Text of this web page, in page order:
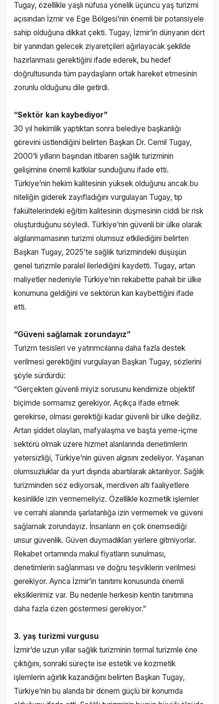
Tugay, özellikle yaşlı nüfusa yönelik üçüncü yaş turizmi
açısından İzmir ve Ege Bölgesi’nin önemli bir potansiyele
sahip olduğuna dikkat çekti. Tugay, İzmir’in dünyanın dört
bir yanından gelecek ziyaretçileri ağırlayacak şekilde
hazırlanması gerektiğini ifade ederek, bu hedef
doğrultusunda tüm paydaşların ortak hareket etmesinin
zorunlu olduğunu dile getirdi.
“Sektör kan kaybediyor”
30 yıl hekimlik yaptıktan sonra belediye başkanlığı
görevini üstlendiğini belirten Başkan Dr. Cemil Tugay,
2000’li yılların başından itibaren sağlık turizminin
gelişimine önemli katkılar sunduğunu ifade etti.
Türkiye’nin hekim kalitesinin yüksek olduğunu ancak bu
niteliğin giderek zayıfladığını vurgulayan Tugay, tıp
fakültelerindeki eğitim kalitesinin düşmesinin ciddi bir risk
oluşturduğunu söyledi. Türkiye’nin güvenli bir ülke olarak
algılanmamasının turizmi olumsuz etkilediğini belirten
Başkan Tugay, 2025’te sağlık turizmindeki düşüşün
genel turizmle paralel ilerlediğini kaydetti. Tugay, artan
maliyetler nedeniyle Türkiye’nin rekabette pahalı bir ülke
konumuna geldiğini ve sektörün kan kaybettiğini ifade
etti.
“Güveni sağlamak zorundayız”
Turizm tesisleri ve yatırımcılarına daha fazla destek
verilmesi gerektiğini vurgulayan Başkan Tugay, sözlerini
şöyle sürdürdü:
“Gerçekten güvenli miyiz sorusunu kendimize objektif
biçimde sormamız gerekiyor. Açıkça ifade etmek
gerekirse, olması gerektiği kadar güvenli bir ülke değiliz.
Artan şiddet olayları, mafyalaşma ve başta yeme-içme
sektörü olmak üzere hizmet alanlarında denetimlerin
yetersizliği, Türkiye’nin güven algısını zedeliyor. Yaşanan
olumsuzluklar da yurt dışında abartılarak aktarılıyor. Sağlık
turizminden söz ediyorsak, merdiven altı faaliyetlere
kesinlikle izin vermemeliyiz. Özellikle kozmetik işlemler
ve cerrahi alanında şarlatanlığa izin vermemek ve güveni
sağlamak zorundayız. İnsanların en çok önemsediği
unsur güvenlik. Güven duymadıkları yerlere gitmiyorlar.
Rekabet ortamında makul fiyatların sunulması,
denetimlerin sağlanması ve doğru teşviklerin verilmesi
gerekiyor. Ayrıca İzmir’in tanıtımı konusunda önemli
eksiklerimiz var. Bu nedenle herkesin kentin tanıtımına
daha fazla özen göstermesi gerekiyor.”
3. yaş turizmi vurgusu
İzmir’de uzun yıllar sağlık turizminin termal turizmle öne
çıktığını, sonraki süreçte ise estetik ve kozmetik
işlemlerin ağırlık kazandığını belirten Başkan Tugay,
Türkiye’nin bu alanda bir dönem güçlü bir konumda